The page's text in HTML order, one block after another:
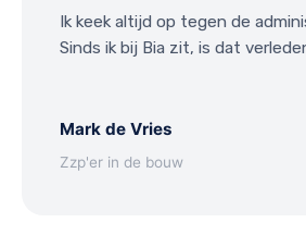
Ik keek altijd op tegen de
Sinds ik bij Bia zit, is dat
Mark de Vries
Zzp'er in de bouw